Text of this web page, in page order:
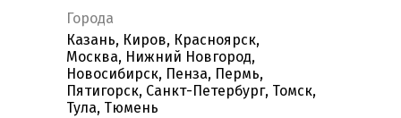
Города
Казань, Киров, Красноярск,
Москва, Нижний Новгород,
Новосибирск, Пенза, Пермь,
Пятигорск, Санкт-Петербург, Томск,
Тула, Тюмень